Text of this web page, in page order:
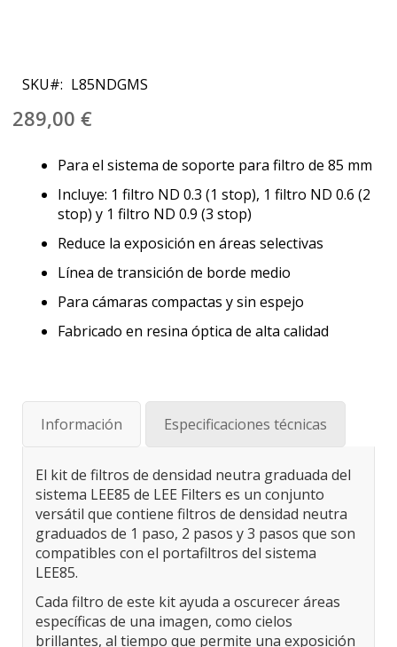
comienzo
de
la
imágenes
SKU L85NDGMS
289,00 €
Para el sistema de soporte para filtro de 85 mm
Incluye: 1 filtro ND 0.3 (1 stop), 1 filtro ND 0.6 (2
stop) y 1 filtro ND 0.9 (3 stop)
Reduce la exposición en áreas selectivas
Línea de transición de borde medio
Para cámaras compactas y sin espejo
Fabricado en resina óptica de alta calidad
Información Especificaciones técnicas
El kit de filtros de densidad neutra graduada del
sistema LEE85 de LEE Filters es un conjunto
versátil que contiene filtros de densidad neutra
graduados de 1 paso, 2 pasos y 3 pasos que son
compatibles con el portafiltros del sistema
LEE85.
Cada filtro de este kit ayuda a oscurecer áreas
específicas de una imagen, como cielos
brillantes, al tiempo que permite una exposición